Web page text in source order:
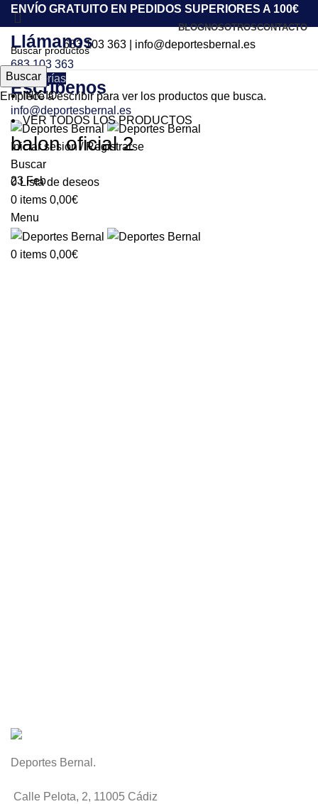
ENVÍO GRATUITO EN PEDIDOS SUPERIORES A 100€
BLOGNOSOTROSCONTACTO
683 103 363| info@deportesbernal.es
Llámanos
683 103 363
Escríbenos
info@deportesbernal.es
Iniciar sesión / Registrarse
Buscar
0Lista de deseos
0 items 0,00€
Menu
0 items 0,00€
Categorías
INICIO
VER TODOS LOS PRODUCTOS
balon oficial 2
23 Feb
Deportes Bernal.
Calle Pelota, 2, 11005 Cádiz
Buscar
Empiece a escribir para ver los productos que busca.